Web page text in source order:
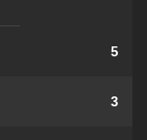
5
3